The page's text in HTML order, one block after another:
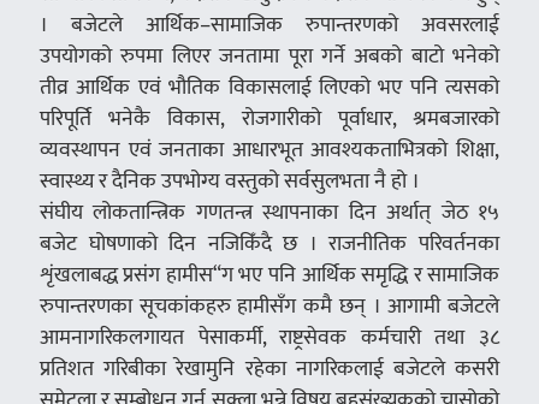
। बजेटले आर्थिक–सामाजिक रुपान्तरणको अवसरलाई
उपयोगको रुपमा लिएर जनतामा पूरा गर्ने अबको बाटो भनेको
तीव्र आर्थिक एवं भौतिक विकासलाई लिएको भए पनि त्यसको
परिपूर्ति भनेकै विकास, रोजगारीको पूर्वाधार, श्रमबजारको
व्यवस्थापन एवं जनताका आधारभूत आवश्यकताभित्रको शिक्षा,
स्वास्थ्य र दैनिक उपभोग्य वस्तुको सर्वसुलभता नै हो ।
संघीय लोकतान्त्रिक गणतन्त्र स्थापनाका दिन अर्थात् जेठ १५
बजेट घोषणाको दिन नजिकिँदै छ । राजनीतिक परिवर्तनका
शृंखलाबद्ध प्रसंग हामीस“ग भए पनि आर्थिक समृद्धि र सामाजिक
रुपान्तरणका सूचकांकहरु हामीसँग कमै छन् । आगामी बजेटले
आमनागरिकलगायत पेसाकर्मी, राष्ट्रसेवक कर्मचारी तथा ३८
प्रतिशत गरिबीका रेखामुनि रहेका नागरिकलाई बजेटले कसरी